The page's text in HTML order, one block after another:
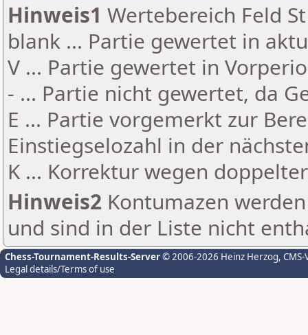
Hinweis1 Wertebereich Feld
blank ... Partie gewertet in
V ... Partie gewertet in
- ... Partie nicht gewertet, da
E ... Partie vorgemerkt zur
Einstiegselozahl in der
K ... Korrektur wegen
Hinweis2 Kontumazen
und sind in der Liste nicht
Chess-Tournament-Results-Server© 2006-2026 Heinz Herzog,
Legal details/Terms of use